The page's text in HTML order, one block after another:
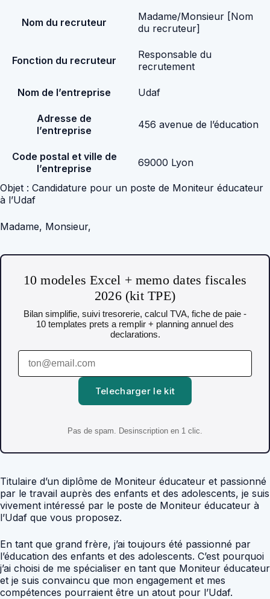
Nom du recruteur
Madame/Monsieur [Nom
du recruteur]
Fonction du recruteur
Responsable du
recrutement
Nom de l’entreprise Udaf
Adresse de
l’entreprise
456 avenue de l’éducation
Code postal et ville de
l’entreprise
69000 Lyon
Objet : Candidature pour un poste de Moniteur éducateur
à l’Udaf
Madame, Monsieur,
10 modeles Excel + memo dates fiscales
2026 (kit TPE)
Bilan simplifie, suivi tresorerie, calcul TVA, fiche de paie -
10 templates prets a remplir + planning annuel des
declarations.
Telecharger le kit
Pas de spam. Desinscription en 1 clic.
Titulaire d’un diplôme de Moniteur éducateur et passionné
par le travail auprès des enfants et des adolescents, je suis
vivement intéressé par le poste de Moniteur éducateur à
l’Udaf que vous proposez.
En tant que grand frère, j’ai toujours été passionné par
l’éducation des enfants et des adolescents. C’est pourquoi
j’ai choisi de me spécialiser en tant que Moniteur éducateur
et je suis convaincu que mon engagement et mes
compétences pourraient être un atout pour l’Udaf.